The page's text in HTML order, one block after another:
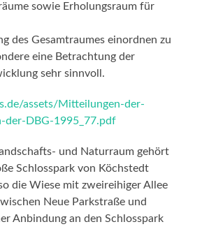
sowie Erholungsraum für
des Gesamtraumes einordnen zu
eine Betrachtung der
sehr sinnvoll.
assets/Mitteilungen-der-
der-DBG-1995_77.pdf
und Naturraum gehört
Schlosspark von Köchstedt
die Wiese mit zweireihiger Allee
Neue Parkstraße und
Anbindung an den Schlosspark